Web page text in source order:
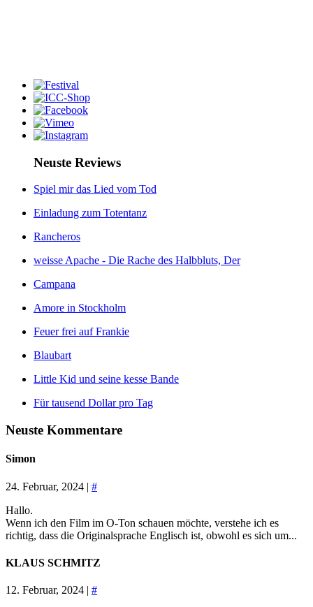
Neuste Reviews
Spiel mir das Lied vom Tod
Einladung zum Totentanz
Rancheros
weisse Apache - Die Rache des Halbbluts, Der
Campana
Amore in Stockholm
Feuer frei auf Frankie
Blaubart
Little Kid und seine kesse Bande
Für tausend Dollar pro Tag
Neuste Kommentare
Simon
24. Februar, 2024 | #
Hallo.
Wenn ich den Film im O-Ton schauen möchte, verstehe ich es
richtig, dass die Originalsprache Englisch ist, obwohl es sich um...
KLAUS SCHMITZ
12. Februar, 2024 | #